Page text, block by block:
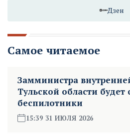
Дзен
Самое читаемое
Замминистра
Тульской области будет
беспилотники
15:39 31 ИЮЛЯ 2026